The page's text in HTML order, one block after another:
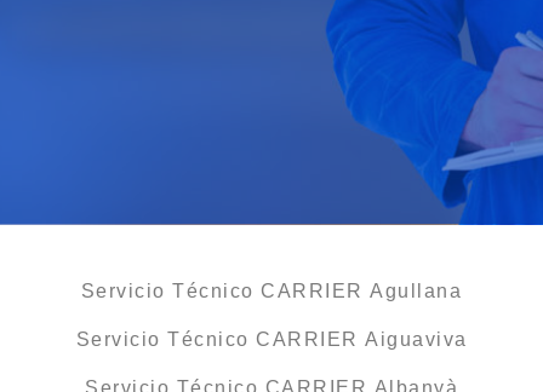
Servicio Técnico CARRIER Agullana
Servicio Técnico CARRIER Aiguaviva
Servicio Técnico CARRIER Albanyà